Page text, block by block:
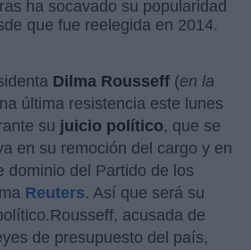
ha socavado su popularidad
que fue reelegida en 2014.
Dilma Rousseff (en la
última resistencia este lunes
su juicio político, que se
en su remoción del cargo y en
dominio del Partido de los
Reuters. Así que será su
acusada de
de presupuesto del país,